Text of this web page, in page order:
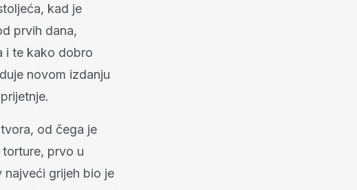
kad je
prvih dana,
i te kako dobro
novom izdanju
od čega je
prvo u
grijeh bio je